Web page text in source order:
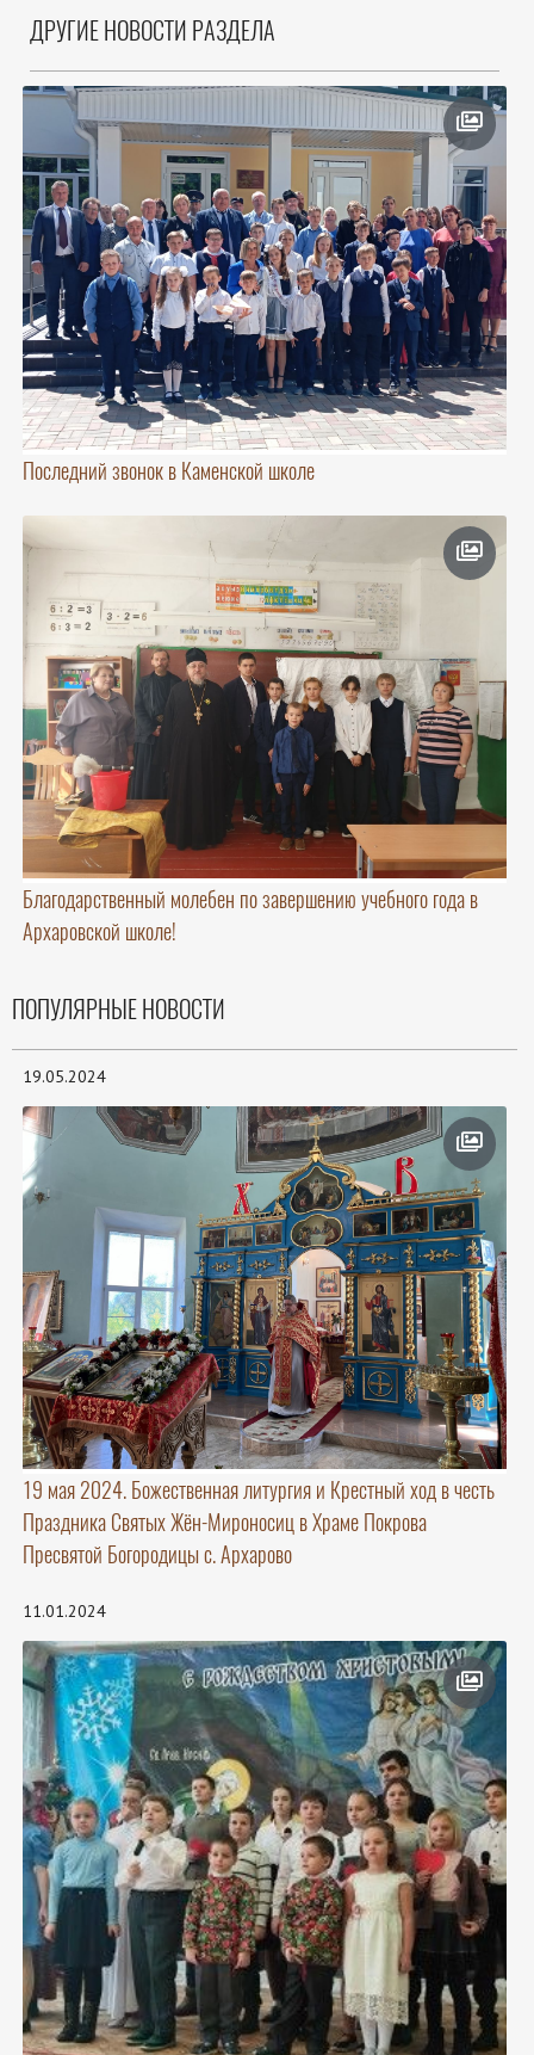
ДРУГИЕ НОВОСТИ РАЗДЕЛА
Последний звонок в Каменской школе
Благодарственный молебен по завершению учебного года в
Архаровской школе!
ПОПУЛЯРНЫЕ НОВОСТИ
19.05.2024
19 мая 2024. Божественная литургия и Крестный ход в честь
Праздника Святых Жён-Мироносиц в Храме Покрова
Пресвятой Богородицы с. Архарово
11.01.2024